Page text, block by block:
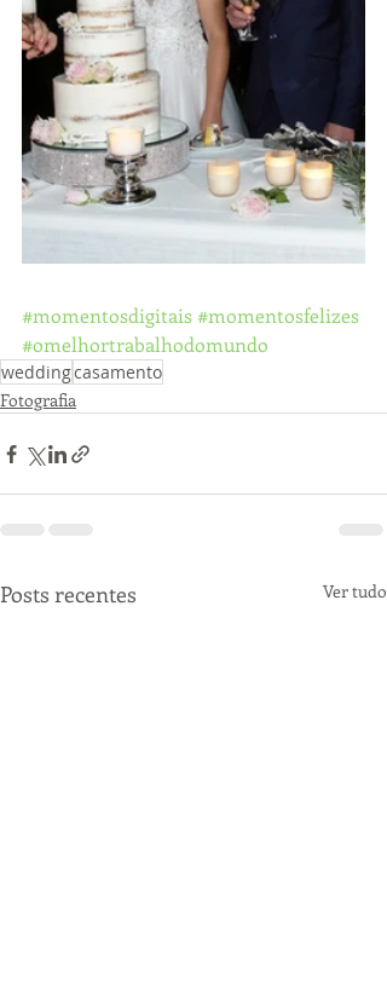
#momentosdigitais#momentosfelizes
#omelhortrabalhodomundo
weddingcasamento
Fotografia
Posts recentes Ver tudo